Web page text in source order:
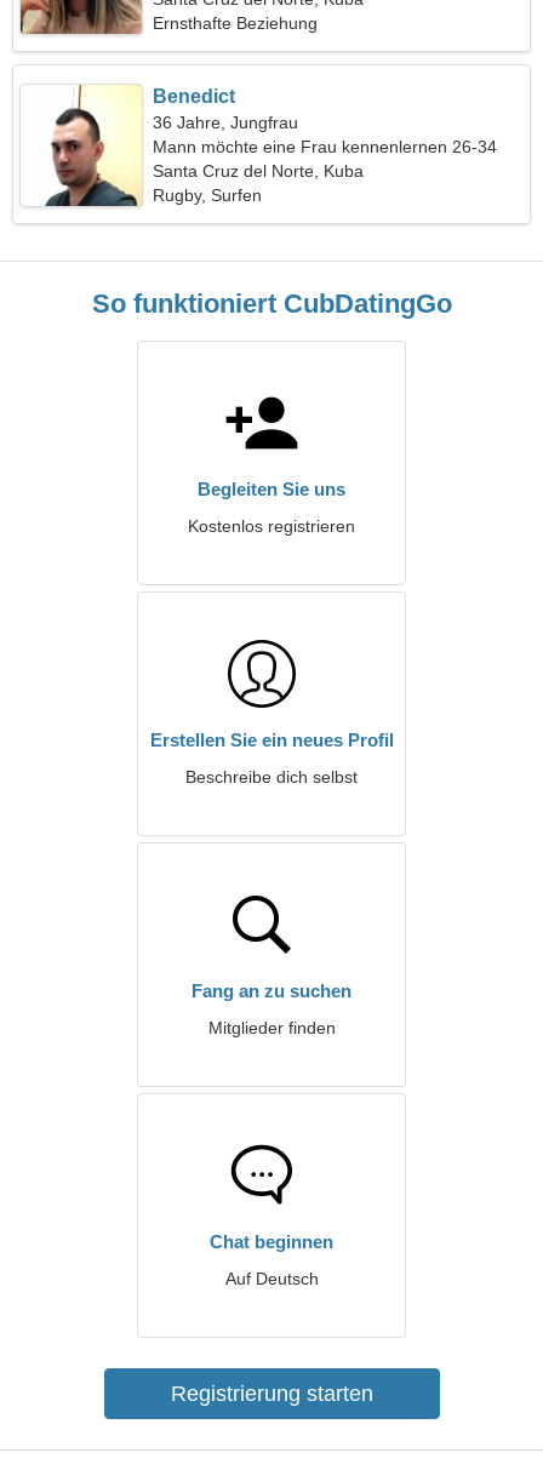
Ernsthafte Beziehung
Benedict
36 Jahre, Jungfrau
Mann möchte eine Frau kennenlernen 26-34
Santa Cruz del Norte, Kuba
Rugby, Surfen
So funktioniert CubDatingGo
Begleiten Sie uns
Kostenlos registrieren
Erstellen Sie ein neues Profil
Beschreibe dich selbst
Fang an zu suchen
Mitglieder finden
Chat beginnen
Auf Deutsch
Registrierung starten